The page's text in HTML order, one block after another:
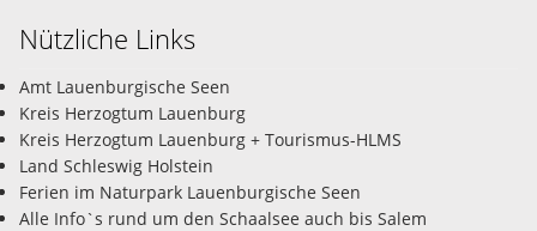
Nützliche Links
Amt Lauenburgische Seen
Kreis Herzogtum Lauenburg
Kreis Herzogtum Lauenburg + Tourismus-HLMS
Land Schleswig Holstein
Ferien im Naturpark Lauenburgische Seen
Alle Info`s rund um den Schaalsee auch bis Salem